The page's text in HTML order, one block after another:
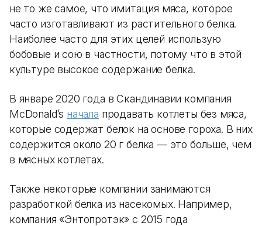
не то же самое, что имитация мяса, которое
часто изготавливают из растительного белка.
Наиболее часто для этих целей использую
бобовые и сою в частности, потому что в этой
культуре высокое содержание белка.
В январе 2020 года в Скандинавии компания
McDonald’s начала продавать котлеты без мяса,
которые содержат белок на основе гороха. В них
содержится около 20 г белка — это больше, чем
в мясных котлетах.
Также некоторые компании занимаются
разработкой белка из насекомых. Например,
компания «Энтопротэк» с 2015 года